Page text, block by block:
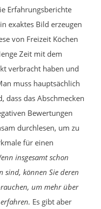
Erfahrungsberichte
exaktes Bild erzeugen
von Freizeit Köchen
Zeit mit dem
verbracht haben und
muss hauptsächlich
dass das Abschmecken
Bewertungen
durchlesen, um zu
für einen
insgesamt schon
sind, können Sie deren
um mehr über
Es gibt aber